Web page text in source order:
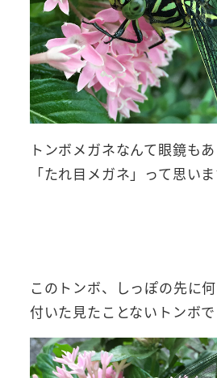
トンボメガネなんて眼鏡も
「たれ目メガネ」って思い
このトンボ、しっぽの先に
付いた見たことないトンボで